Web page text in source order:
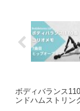
ボディバランス
ンドハムストリン